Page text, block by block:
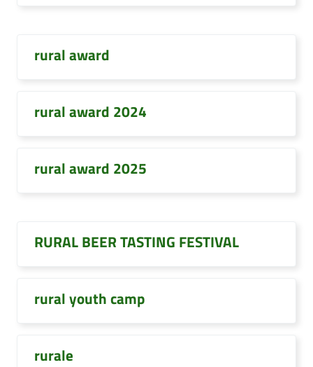
rural award
rural award 2024
rural award 2025
RURAL BEER TASTING FESTIVAL
rural youth camp
rurale